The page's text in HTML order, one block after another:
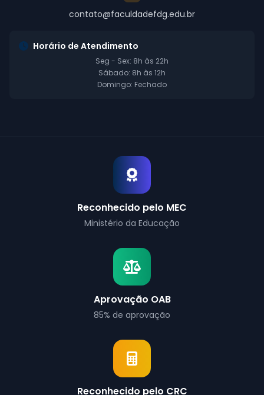
contato@faculdadefdg.edu.br
Horário de Atendimento
Seg - Sex: 8h às 22h
Sábado: 8h às 12h
Domingo: Fechado
Reconhecido pelo MEC
Ministério da Educação
Aprovação OAB
85% de aprovação
Reconhecido pelo CRC